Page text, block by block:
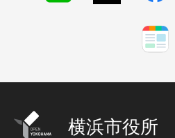
横浜市役所